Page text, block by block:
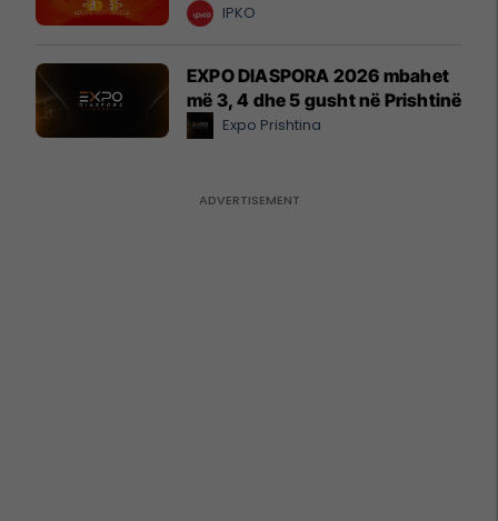
IPKO
EXPO DIASPORA 2026 mbahet
më 3, 4 dhe 5 gusht në Prishtinë
Expo Prishtina